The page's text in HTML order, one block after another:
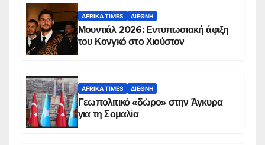
AFRIKA TIMES ΔΙΕΘΝΉ
Μουντιάλ 2026: Εντυπωσιακή άφιξη
του Κονγκό στο Χιούστον
AFRIKA TIMES ΔΙΕΘΝΉ
Γεωπολιτικό «δώρο» στην Άγκυρα
για τη Σομαλία